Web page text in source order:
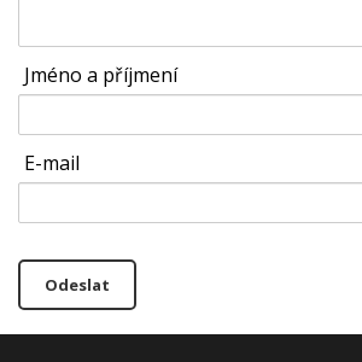
Jméno a příjmení
E-mail
Odeslat